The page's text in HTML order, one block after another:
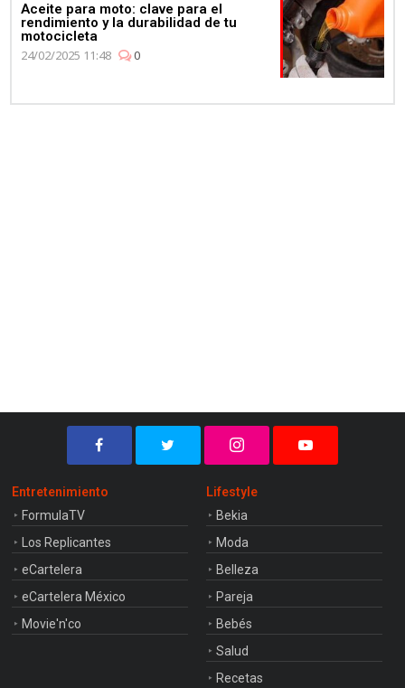
Aceite para moto: clave para el
rendimiento y la durabilidad de tu
motocicleta
24/02/2025 11:48
0
Entretenimiento
FormulaTV
Los Replicantes
eCartelera
eCartelera México
Movie'n'co
Lifestyle
Bekia
Moda
Belleza
Pareja
Bebés
Salud
Recetas